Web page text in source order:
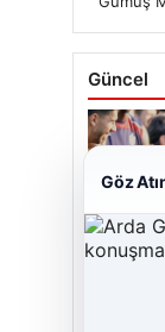
Güncel
06/08/
Mohamed
Göz